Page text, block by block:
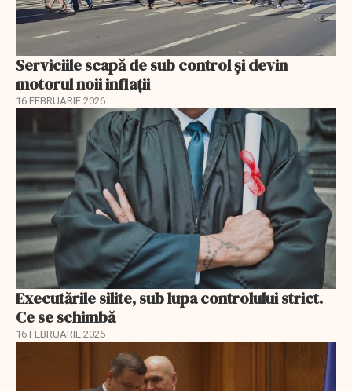
Serviciile scapă de sub control și devin
motorul noii inflații
16 FEBRUARIE 2026
Executările silite, sub lupa controlului strict.
Ce se schimbă
16 FEBRUARIE 2026